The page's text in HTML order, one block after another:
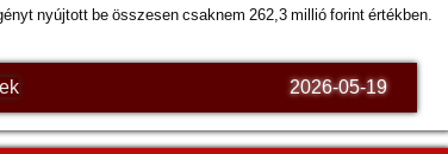
nyújtott be összesen csaknem 262,3 millió forint értékben.
2026-05-19